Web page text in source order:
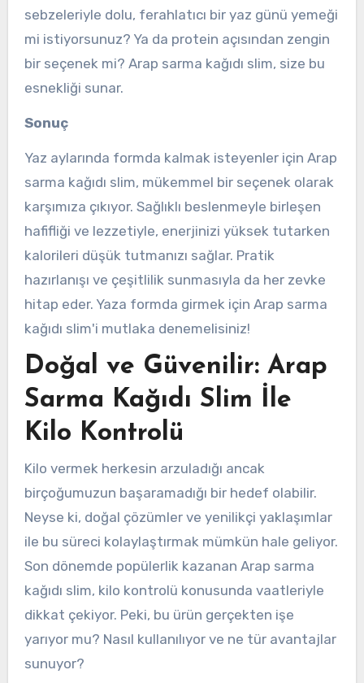
sebzeleriyle dolu, ferahlatıcı bir yaz günü yemeği
mi istiyorsunuz? Ya da protein açısından zengin
bir seçenek mi? Arap sarma kağıdı slim, size bu
esnekliği sunar.
Sonuç
Yaz aylarında formda kalmak isteyenler için Arap
sarma kağıdı slim, mükemmel bir seçenek olarak
karşımıza çıkıyor. Sağlıklı beslenmeyle birleşen
hafifliği ve lezzetiyle, enerjinizi yüksek tutarken
kalorileri düşük tutmanızı sağlar. Pratik
hazırlanışı ve çeşitlilik sunmasıyla da her zevke
hitap eder. Yaza formda girmek için Arap sarma
kağıdı slim'i mutlaka denemelisiniz!
Doğal ve Güvenilir: Arap
Sarma Kağıdı Slim İle
Kilo Kontrolü
Kilo vermek herkesin arzuladığı ancak
birçoğumuzun başaramadığı bir hedef olabilir.
Neyse ki, doğal çözümler ve yenilikçi yaklaşımlar
ile bu süreci kolaylaştırmak mümkün hale geliyor.
Son dönemde popülerlik kazanan Arap sarma
kağıdı slim, kilo kontrolü konusunda vaatleriyle
dikkat çekiyor. Peki, bu ürün gerçekten işe
yarıyor mu? Nasıl kullanılıyor ve ne tür avantajlar
sunuyor?